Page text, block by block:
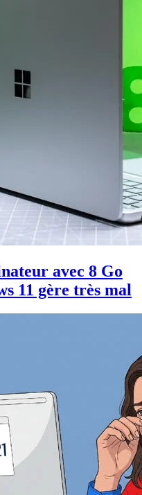
avec 8 Go
11 gère très mal